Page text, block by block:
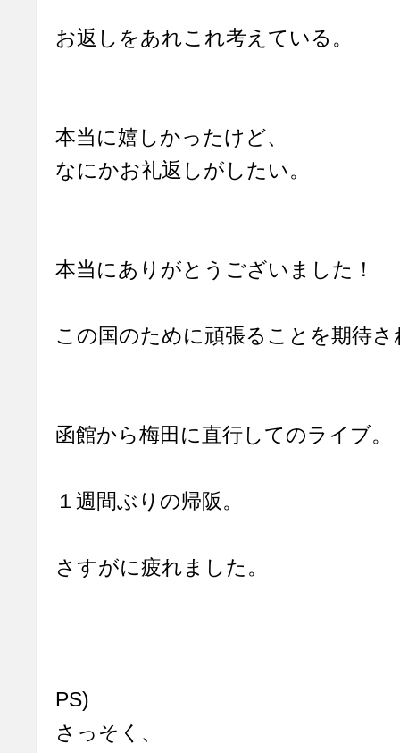
お返しをあれこれ考えている。
本当に嬉しかったけど、
なにかお礼返しがしたい。
本当にありがとうございました！
この国のために頑張ることを期待
函館から梅田に直行してのライブ。
１週間ぶりの帰阪。
さすがに疲れました。
PS)
さっそく、